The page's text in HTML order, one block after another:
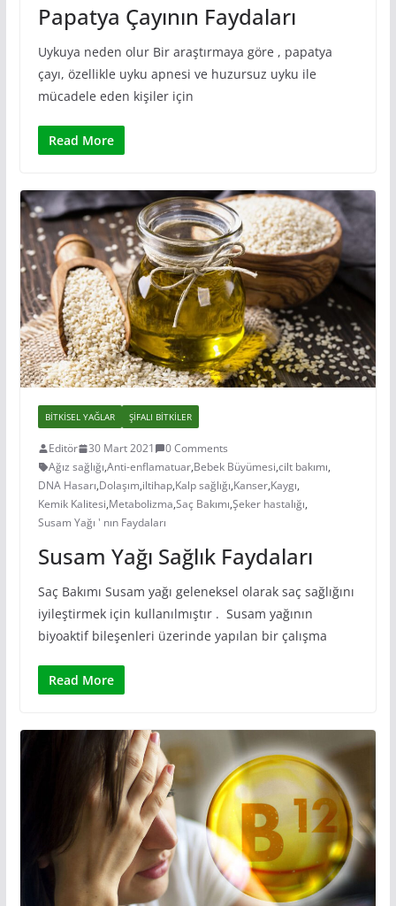
Papatya Çayının Faydaları
Uykuya neden olur Bir araştırmaya göre , papatya
çayı, özellikle uyku apnesi ve huzursuz uyku ile
mücadele eden kişiler için
Read More
BITKISEL YAĞLAR ŞIFALI BITKILER
Editör 30 Mart 2021
0 Comments
Ağız sağlığı,Anti-enflamatuar,Bebek Büyümesi,cilt bakımı,
DNA Hasarı,Dolaşım,iltihap,Kalp sağlığı,Kanser,Kaygı,
Kemik Kalitesi,Metabolizma,Saç Bakımı,Şeker hastalığı,
Susam Yağı ' nın Faydaları
Susam Yağı Sağlık Faydaları
Saç Bakımı Susam yağı geleneksel olarak saç sağlığını
iyileştirmek için kullanılmıştır . Susam yağının
biyoaktif bileşenleri üzerinde yapılan bir çalışma
Read More